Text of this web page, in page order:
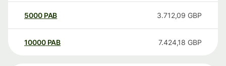
5000 PAB 3.712,09 GBP
10000 PAB 7.424,18 GBP